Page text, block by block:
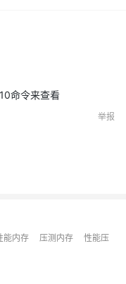
命令来查看
举报
能内存 压测内存
性能压